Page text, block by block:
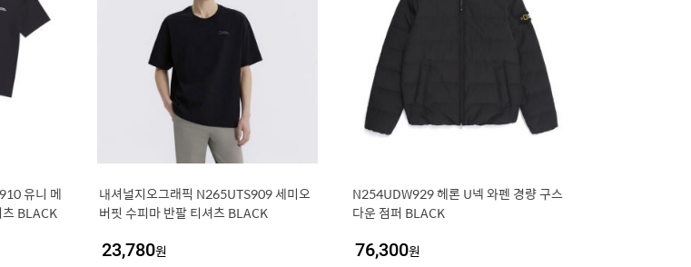
유니 메
BLACK
내셔널지오그래픽 N265UTS909 세미오
버핏 수피마 반팔 티셔츠 BLACK
23,780원
N254UDW929 헤론 U넥 와펜 경량 구스
다운 점퍼 BLACK
76,300원